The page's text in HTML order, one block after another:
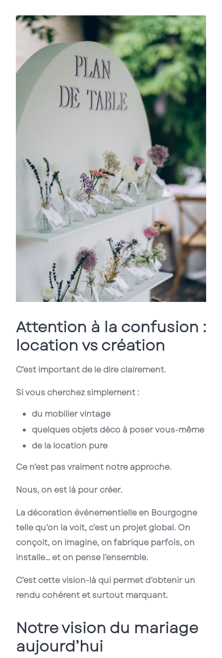
Attention à la confusion :
location vs création
C’est important de le dire clairement.
Si vous cherchez simplement :
du mobilier vintage
quelques objets déco à poser vous-même
de la location pure
Ce n’est pas vraiment notre approche.
Nous, on est là pour créer.
La décoration événementielle en Bourgogne
telle qu’on la voit, c’est un projet global. On
conçoit, on imagine, on fabrique parfois, on
installe… et on pense l’ensemble.
C’est cette vision-là qui permet d’obtenir un
rendu cohérent et surtout marquant.
Notre vision du mariage
aujourd’hui